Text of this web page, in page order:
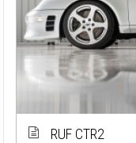
RUF CTR2